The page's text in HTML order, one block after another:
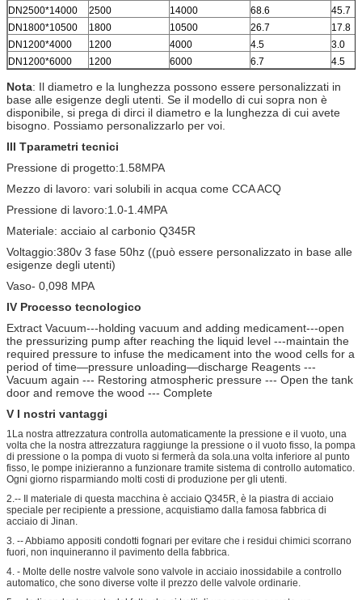
DN2500*14000
2500 14000 68.6
45.7
DN1800*10500
1800 10500 26.7
17.8
DN1200*4000
1200 4000 4.5
3.0
DN1200*6000
1200 6000 6.7 4.5
Nota: Il diametro e la lunghezza possono essere personalizzati in
base alle esigenze degli utenti. Se il modello di cui sopra non è
disponibile, si prega di dirci il diametro e la lunghezza di cui avete
bisogno. Possiamo personalizzarlo per voi.
III Tparametri tecnici
Pressione di progetto:1.58MPA
Mezzo di lavoro: vari solubili in acqua come CCA ACQ
Pressione di lavoro:1.0-1.4MPA
Materiale: acciaio al carbonio Q345R
Voltaggio:380v 3 fase 50hz ((può essere personalizzato in base alle
esigenze degli utenti)
Vaso- 0,098 MPA
IV Processo tecnologico
Extract Vacuum---holding vacuum and adding medicament---open
the pressurizing pump after reaching the liquid level ---maintain the
required pressure to infuse the medicament into the wood cells for a
period of time—pressure unloading—discharge Reagents ---
Vacuum again --- Restoring atmospheric pressure --- Open the tank
door and remove the wood --- Complete
V I nostri vantaggi
1La nostra attrezzatura controlla automaticamente la pressione e il vuoto, una
volta che la nostra attrezzatura raggiunge la pressione o il vuoto fisso, la pompa
di pressione o la pompa di vuoto si fermerà da sola.una volta inferiore al punto
fisso, le pompe inizieranno a funzionare tramite sistema di controllo automatico.
Ogni giorno risparmiando molti costi di produzione per gli utenti.
2.-- Il materiale di questa macchina è acciaio Q345R, è la piastra di acciaio
speciale per recipiente a pressione, acquistiamo dalla famosa fabbrica di
acciaio di Jinan.
3. -- Abbiamo appositi condotti fognari per evitare che i residui chimici scorrano
fuori, non inquineranno il pavimento della fabbrica.
4. - Molte delle nostre valvole sono valvole in acciaio inossidabile a controllo
automatico, che sono diverse volte il prezzo delle valvole ordinarie.